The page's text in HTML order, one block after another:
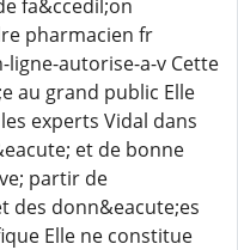
fa&ccedil;on
pharmacien fr
autorise-a-v Cette
au grand public Elle
experts Vidal dans
et de bonne
partir de
des donn&eacute;es
Elle ne constitue